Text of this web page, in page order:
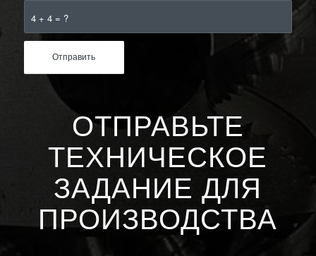
4 + 4 = ?
ОТПРАВЬТЕ
ТЕХНИЧЕСКОЕ
ЗАДАНИЕ ДЛЯ
ПРОИЗВОДСТВА